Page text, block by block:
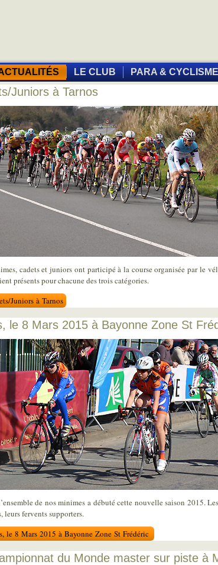
LE CLUB PARA & CYCLISME
Juniors à Tarnos
cadets et juniors ont participé à la course organisée par le
présents pour chacune des trois catégories.
Juniors à Tarnos
le 8 Mars 2015 à Bayonne Zone St
de nos minimes a débuté cette nouvelle saison 2015.
fervents supporters.
le 8 Mars 2015 à Bayonne Zone St Frédéric
du Monde master sur piste à